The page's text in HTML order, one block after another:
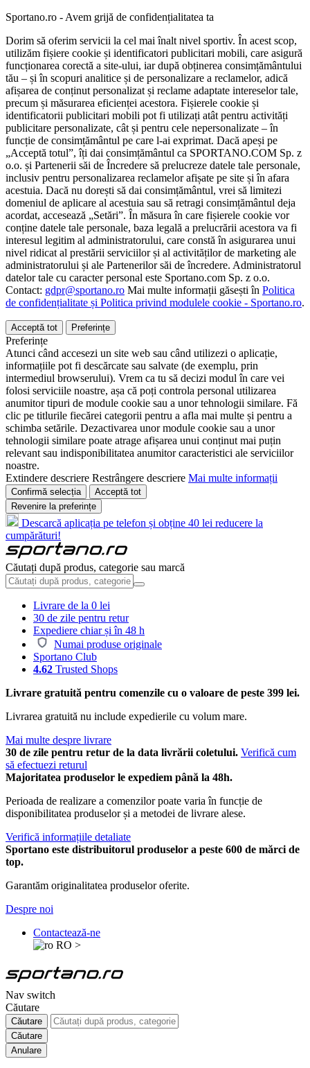
Sportano.ro - Avem grijă de confidențialitatea ta
Dorim să oferim servicii la cel mai înalt nivel sportiv. În acest scop,
utilizăm fișiere cookie și identificatori publicitari mobili, care asigură
funcționarea corectă a site-ului, iar după obținerea consimțământului
tău – și în scopuri analitice și de personalizare a reclamelor, adică
afișarea de conținut personalizat și reclame adaptate intereselor tale,
precum și măsurarea eficienței acestora. Fișierele cookie și
identificatorii publicitari mobili pot fi utilizați atât pentru activități
publicitare personalizate, cât și pentru cele nepersonalizate – în
funcție de consimțământul pe care l-ai exprimat. Dacă apeși pe
„Acceptă totul”, îți dai consimțământul ca SPORTANO.COM Sp. z
o.o. și Partenerii săi de Încredere să prelucreze datele tale personale,
inclusiv pentru personalizarea reclamelor afișate pe site și în afara
acestuia. Dacă nu dorești să dai consimțământul, vrei să limitezi
domeniul de aplicare al acestuia sau să retragi consimțământul deja
acordat, accesează „Setări”. În măsura în care fișierele cookie vor
conține datele tale personale, baza legală a prelucrării acestora va fi
interesul legitim al administratorului, care constă în asigurarea unui
nivel ridicat al prestării serviciilor și al activităților de marketing ale
administratorului și ale Partenerilor săi de încredere. Administratorul
datelor tale cu caracter personal este Sportano.com Sp. z o.o.
Contact: gdpr@sportano.ro Mai multe informații găsești în Politica
de confidențialitate și Politica privind modulele cookie - Sportano.ro.
Acceptă tot Preferințe
Preferințe
Atunci când accesezi un site web sau când utilizezi o aplicație,
informațiile pot fi descărcate sau salvate (de exemplu, prin
intermediul browserului). Vrem ca tu să decizi modul în care vei
folosi serviciile noastre, așa că poți controla personal utilizarea
anumitor tipuri de module cookie sau a unor tehnologii similare. Fă
clic pe titlurile fiecărei categorii pentru a afla mai multe și pentru a
schimba setările. Dezactivarea unor module cookie sau a unor
tehnologii similare poate atrage afișarea unui conținut mai puțin
relevant sau indisponibilitatea anumitor caracteristici ale serviciilor
noastre.
Extindere descriere Restrângere descriere Mai multe informații
Confirmă selecția
Acceptă tot
Revenire la preferințe
Descarcă aplicația pe telefon și obține 40 lei reducere la
cumpărături!
Căutați după produs, categorie sau marcă
Livrare de la 0 lei
30 de zile pentru retur
Expediere chiar și în 48 h
Numai produse originale
Sportano Club
4.62 Trusted Shops
Livrare gratuită pentru comenzile cu o valoare de peste 399 lei.
Livrarea gratuită nu include expedierile cu volum mare.
Mai multe despre livrare
30 de zile pentru retur de la data livrării coletului. Verifică cum
să efectuezi returul
Majoritatea produselor le expediem până la 48h.
Perioada de realizare a comenzilor poate varia în funcție de
disponibilitatea produselor și a metodei de livrare alese.
Verifică informațiile detaliate
Sportano este distribuitorul produselor a peste 600 de mărci de
top.
Garantăm originalitatea produselor oferite.
Despre noi
Contactează-ne
RO >
Nav switch
Căutare
Căutare
Căutare
Anulare